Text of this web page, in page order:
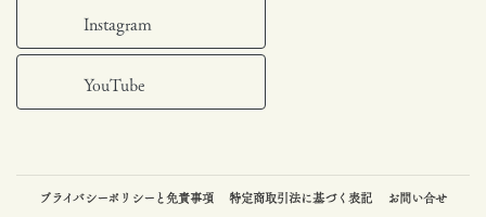
Instagram
YouTube
プライバシーポリシーと免責事項 特定商取引法に基づく表記 お問い合せ